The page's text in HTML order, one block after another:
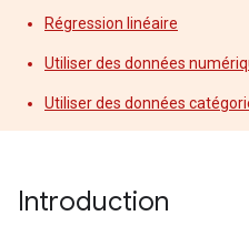
Régression linéaire
Utiliser des données
Utiliser des données
Introduction